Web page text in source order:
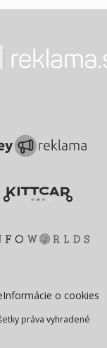
Informácie o cookies
práva vyhradené